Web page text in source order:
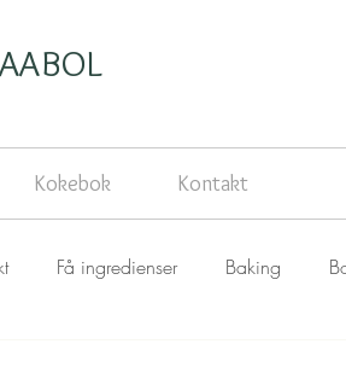
Få ingredienser Baking
Kokebok Kontakt